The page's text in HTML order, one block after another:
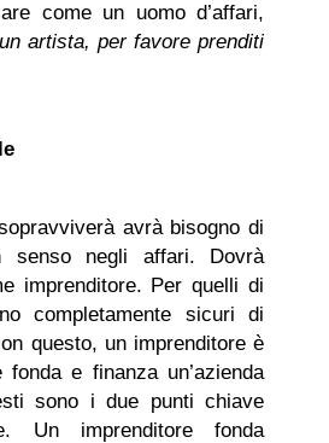
come un uomo d’affari,
artista, per favore prenditi
avrà bisogno di
negli affari. Dovrà
imprenditore. Per quelli di
completamente sicuri di
questo, un imprenditore è
e finanza un’azienda
sono i due punti chiave
Un imprenditore fonda